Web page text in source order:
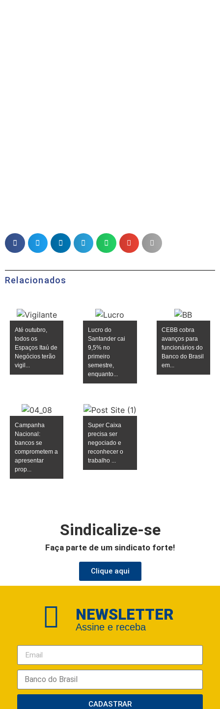
Relacionados
Até outubro,
todos os
Espaços Itaú de
Negócios terão
vigil...
Lucro do
Santander cai
9,5% no
primeiro
semestre,
enquanto...
CEBB cobra
avanços para
funcionários do
Banco do Brasil
em...
Campanha
Nacional:
bancos se
comprometem a
apresentar
prop...
Super Caixa
precisa ser
negociado e
reconhecer o
trabalho ...
Sindicalize-se
Faça parte de um sindicato forte!
Clique aqui
NEWSLETTER
Assine e receba
CADASTRAR